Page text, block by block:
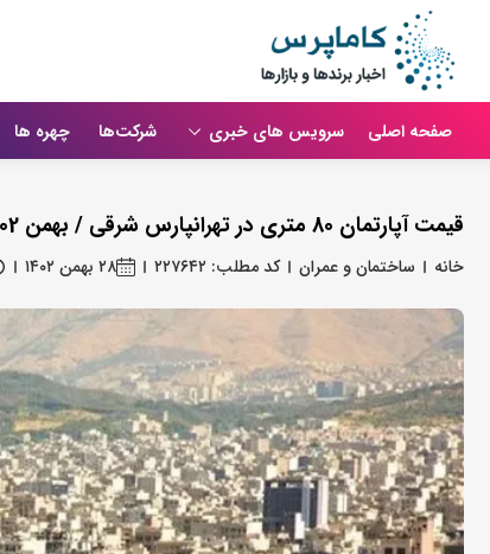
صفحه اصلی سرویس های خبری شرکت‌ها چهره ها
قیمت آپارتمان 80 متری در تهرانپارس شرقی / بهمن 1402
خانه ساختمان و عمران کد مطلب: ۲۲۷۶۴۲ ۲۸ بهمن ۱۴۰۲